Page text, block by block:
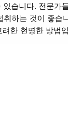
습니다. 전문가
하는 것이 좋습
한 현명한 방법